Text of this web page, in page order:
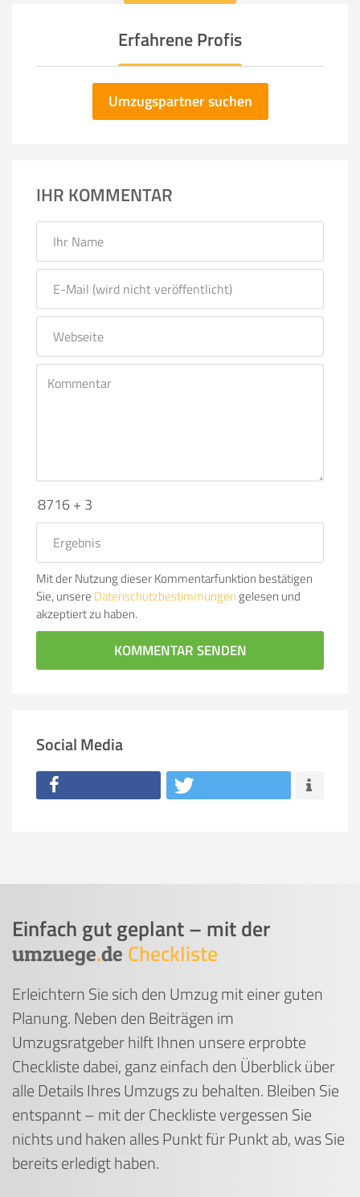
Erfahrene Profis
Umzugspartner suchen
IHR KOMMENTAR
8716 + 3
Mit der Nutzung dieser Kommentarfunktion bestätigen
Sie, unsere Datenschutzbestimmungen gelesen und
akzeptiert zu haben.
KOMMENTAR SENDEN
Social Media
Einfach gut geplant – mit der
umzuege.de Checkliste
Erleichtern Sie sich den Umzug mit einer guten
Planung. Neben den Beiträgen im
Umzugsratgeber hilft Ihnen unsere erprobte
Checkliste dabei, ganz einfach den Überblick über
alle Details Ihres Umzugs zu behalten. Bleiben Sie
entspannt – mit der Checkliste vergessen Sie
nichts und haken alles Punkt für Punkt ab, was Sie
bereits erledigt haben.